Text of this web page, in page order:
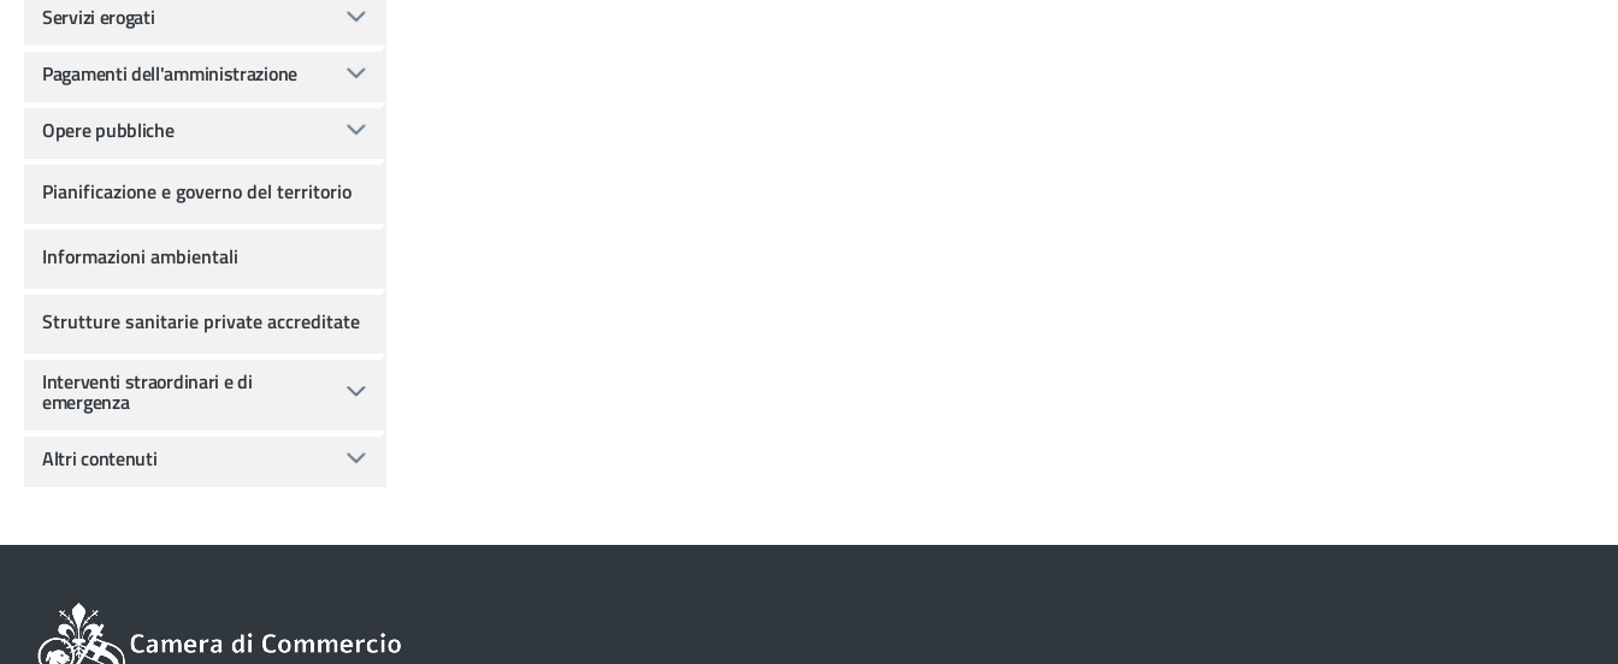
Servizi erogati
Pagamenti dell'amministrazione
Opere pubbliche
Pianificazione e governo del territorio
Informazioni ambientali
Strutture sanitarie private accreditate
Interventi straordinari e di
emergenza
Altri contenuti